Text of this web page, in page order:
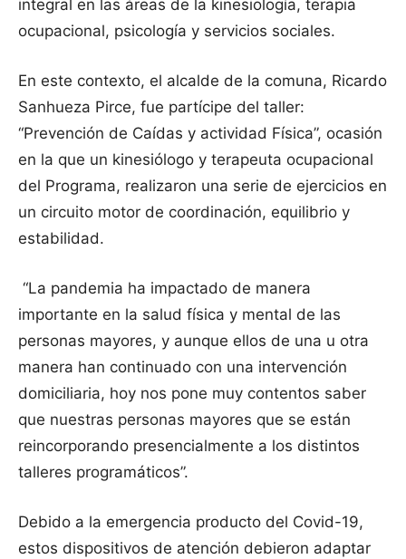
integral en las áreas de la kinesiología, terapia
ocupacional, psicología y servicios sociales.
En este contexto, el alcalde de la comuna, Ricardo
Sanhueza Pirce, fue partícipe del taller:
“Prevención de Caídas y actividad Física”, ocasión
en la que un kinesiólogo y terapeuta ocupacional
del Programa, realizaron una serie de ejercicios en
un circuito motor de coordinación, equilibrio y
estabilidad.
“La pandemia ha impactado de manera
importante en la salud física y mental de las
personas mayores, y aunque ellos de una u otra
manera han continuado con una intervención
domiciliaria, hoy nos pone muy contentos saber
que nuestras personas mayores que se están
reincorporando presencialmente a los distintos
talleres programáticos”.
Debido a la emergencia producto del Covid-19,
estos dispositivos de atención debieron adaptar